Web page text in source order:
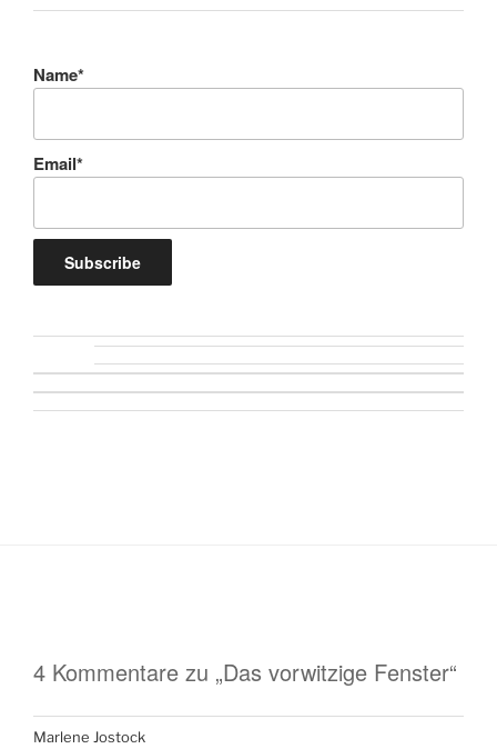
Name*
Email*
4 Kommentare zu „Das vorwitzige Fenster“
Marlene Jostock